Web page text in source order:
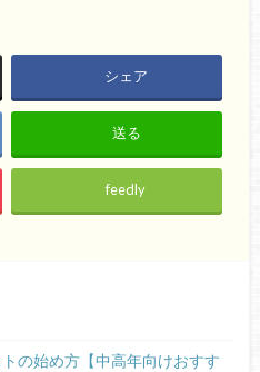
シェア
送る
feedly
トの始め方【中高年向けおすす